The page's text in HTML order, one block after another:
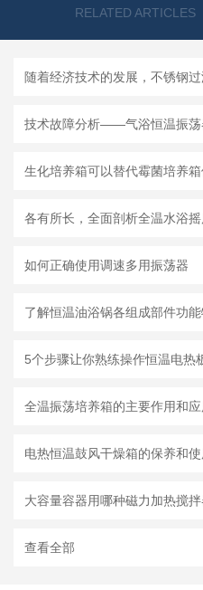
RELATED ARTICLES
生化培养箱可以替代霉菌培养
如何正确使用调速多用振荡器
5个步骤让你熟练操作恒温电热
电热恒温鼓风干燥箱的保养和
大容量容器用哪种磁力加热搅拌
查看全部